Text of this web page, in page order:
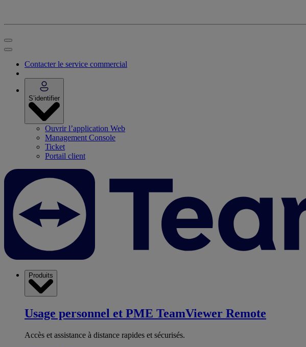
Contacter le service commercial
S’identifier
Ouvrir l’application Web
Management Console
Ticket
Portail client
Produits
Usage personnel et PME TeamViewer Remote
Accès et assistance à distance rapides et sécurisés.